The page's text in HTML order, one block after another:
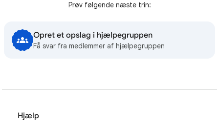
Prøv følgende næste trin:
Opret et opslag i hjælpegruppen
Få svar fra medlemmer af hjælpegruppen
Hjælp